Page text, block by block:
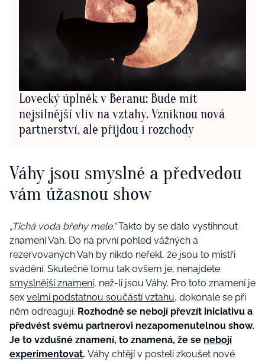
Lovecký úplněk v Beranu: Bude mít
nejsilnější vliv na vztahy. Vzniknou nová
partnerství, ale přijdou i rozchody
Váhy jsou smyslné a předvedou
vám úžasnou show
„Tichá voda břehy mele.“Takto by se dalo vystihnout
znamení Vah. Do na první pohled vážných a
rezervovaných Vah by nikdo neřekl, že jsou to mistři
svádění. Skutečně tomu tak ovšem je, nenajdete
smyslnější znamení, než-li jsou Váhy. Pro toto znamení je
sex velmi podstatnou součástí vztahu, dokonale se při
něm odreagují. Rozhodně se nebojí převzít iniciativu a
předvést svému partnerovi nezapomenutelnou show.
Je to vzdušné znamení, to znamená, že se nebojí
experimentovat. Váhy chtějí v posteli zkoušet nové